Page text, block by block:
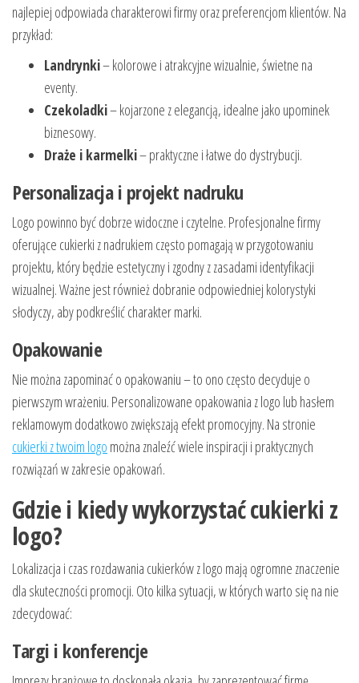
najlepiej odpowiada charakterowi firmy oraz preferencjom klientów. Na
przykład:
Landrynki– kolorowe i atrakcyjne wizualnie, świetne na
eventy.
Czekoladki– kojarzone z elegancją, idealne jako upominek
biznesowy.
Draże i karmelki– praktyczne i łatwe do dystrybucji.
Personalizacja i projekt nadruku
Logo powinno być dobrze widoczne i czytelne. Profesjonalne firmy
oferujące cukierki z nadrukiem często pomagają w przygotowaniu
projektu, który będzie estetyczny i zgodny z zasadami identyfikacji
wizualnej. Ważne jest również dobranie odpowiedniej kolorystyki
słodyczy, aby podkreślić charakter marki.
Opakowanie
Nie można zapominać o opakowaniu – to ono często decyduje o
pierwszym wrażeniu. Personalizowane opakowania z logo lub hasłem
reklamowym dodatkowo zwiększają efekt promocyjny. Na stronie
cukierki z twoim logo można znaleźć wiele inspiracji i praktycznych
rozwiązań w zakresie opakowań.
Gdzie i kiedy wykorzystać cukierki z
logo?
Lokalizacja i czas rozdawania cukierków z logo mają ogromne znaczenie
dla skuteczności promocji. Oto kilka sytuacji, w których warto się na nie
zdecydować:
Targi i konferencje